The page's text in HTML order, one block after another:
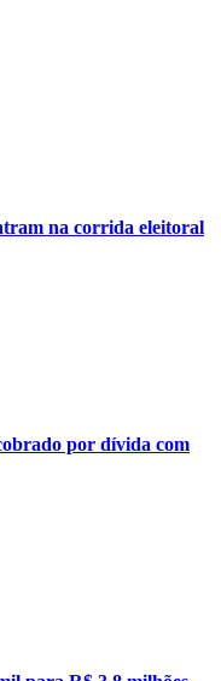
na corrida eleitoral
por dívida com